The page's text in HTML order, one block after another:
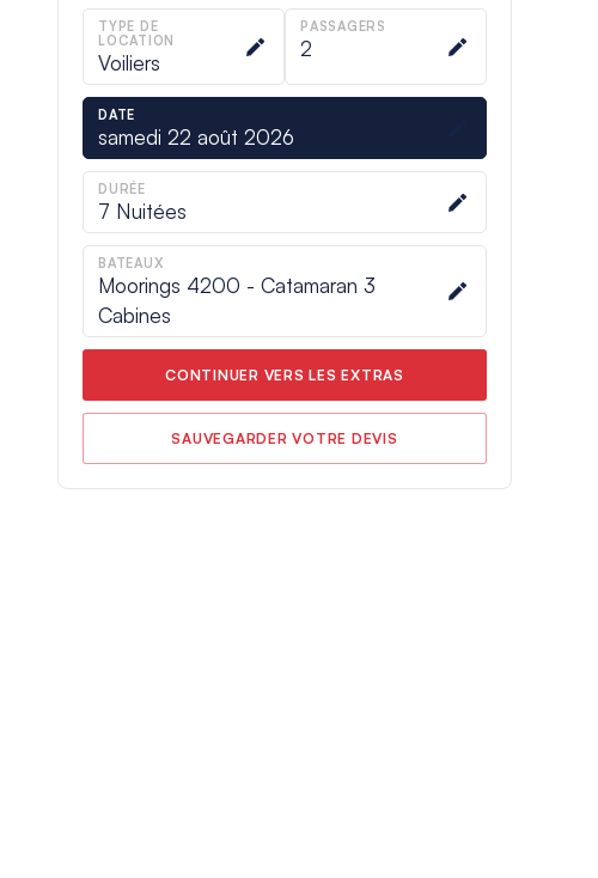
TYPE DE
LOCATION
Voiliers
PASSAGERS
2
DATE
samedi 22 août 2026
DURÉE
7 Nuitées
BATEAUX
Moorings 4200 - Catamaran 3
Cabines
CONTINUER VERS LES EXTRAS
SAUVEGARDER VOTRE DEVIS